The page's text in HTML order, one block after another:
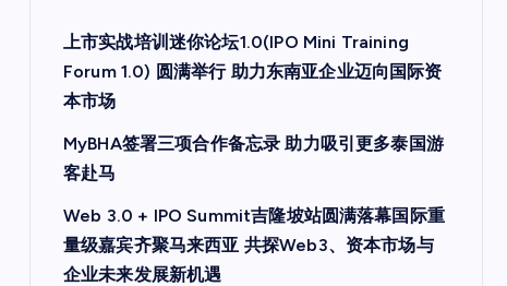
上市实战培训迷你论坛1.0(IPO Mini Training
Forum 1.0) 圆满举行 助力东南亚企业迈向国际资
本市场
MyBHA签署三项合作备忘录 助力吸引更多泰国游
客赴马
Web 3.0 + IPO Summit吉隆坡站圆满落幕国际重
量级嘉宾齐聚马来西亚 共探Web3、资本市场与
企业未来发展新机遇